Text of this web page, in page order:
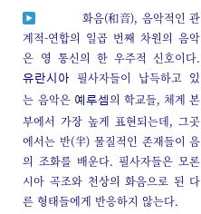
화음(和音), 음악적인 관
계적-연합의 일곱 번째 차원의 음악
은 영 통신의 한 우주적 신호이다.
유란시아
필사자들이 납득하고 있
는 음악은 예루셈의 학교들, 체계 본
부에서 가장 높게 표현되는데, 그곳
에서는 반(半) 물질적인 존재들이 음
의 조화를 배운다. 필사자들은 모론
시아 곡조와 천상의 화음으로 된 다
른 형태들에게 반응하지 않는다.